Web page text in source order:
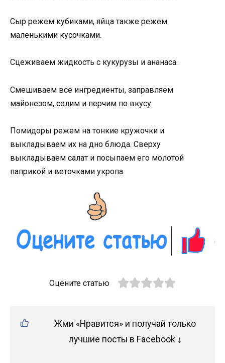
Сыр режем кубиками, яйца также режем
маленькими кусочками.
Сцеживаем жидкость с кукурузы и ананаса.
Смешиваем все ингредиенты, заправляем
майонезом, солим и перчим по вкусу.
Помидоры режем на тонкие кружочки и
выкладываем их на дно блюда. Сверху
выкладываем салат и посыпаем его молотой
паприкой и веточками укропа.
Оцените статью
Жми «Нравится» и получай только
лучшие посты в Facebook ↓